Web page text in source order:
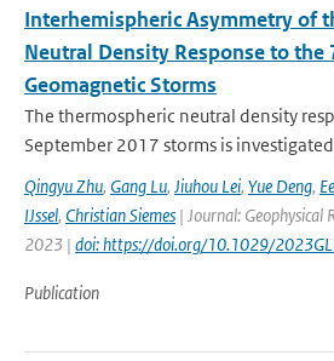
Interhemispheric Asymmetry of
Neutral Density Response to the
Geomagnetic Storms
The thermospheric neutral density
September 2017 storms is
Qingyu Zhu, Gang Lu, Jiuhou Lei, Yue Deng,
IJssel, Christian Siemes | Journal: Geophysical
2023 | doi: https://doi.org/10.1029/
Publication